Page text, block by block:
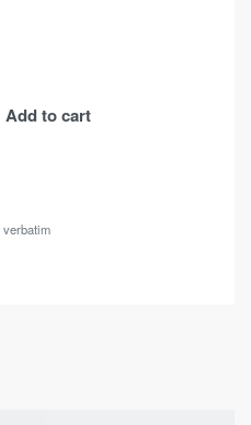
Add to cart
verbatim